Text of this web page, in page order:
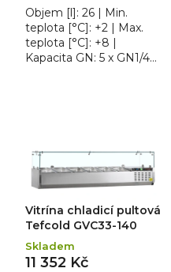
Objem [l]: 26 | Min.
teplota [°C]: +2 | Max.
teplota [°C]: +8 |
Kapacita GN: 5 x GN1/4
Vitrína chladicí pultová
Tefcold GVC33-140
Skladem
11 352 Kč